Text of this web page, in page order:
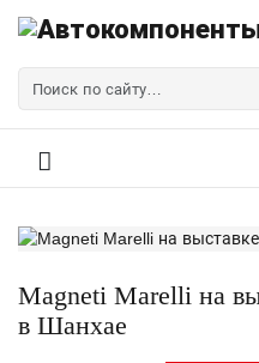
Magneti Marelli на
в Шанхае